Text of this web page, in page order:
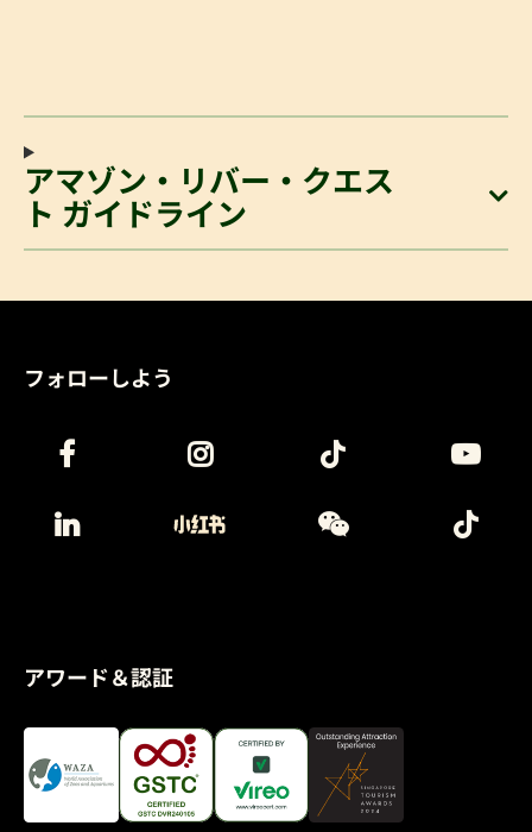
アマゾン・リバー・クエス
ト ガイドライン
フォローしよう
アワード＆認証